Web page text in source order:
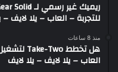
للتجربة – العاب – يلا لايف –
منذ 8 ساعات
العاب – يلا لايف – يلا لايف